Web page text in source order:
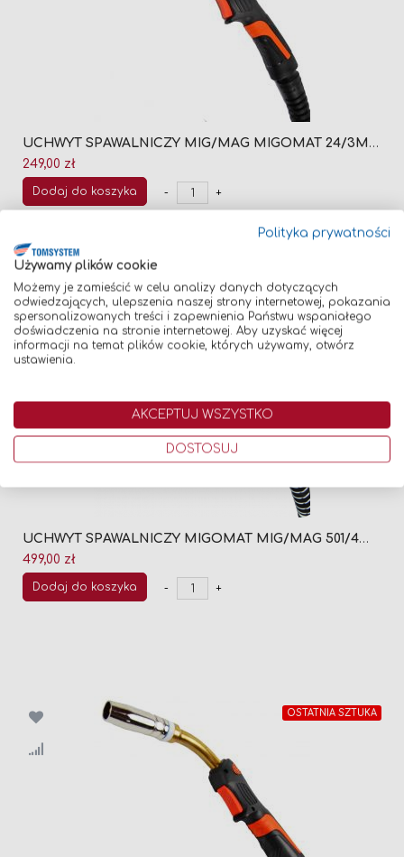
UCHWYT SPAWALNICZY MIG/MAG MIGOMAT 24/3M (CHŁODZONY GAZEM)
249,00 zł
Dodaj do koszyka - +
OSTATNIA SZTUKA
UCHWYT SPAWALNICZY MIGOMAT MIG/MAG 501/4M (CHŁODZONY CIECZĄ)
499,00 zł
Dodaj do koszyka - +
OSTATNIA SZTUKA
Polityka prywatności
Używamy plików cookie
Możemy je zamieścić w celu analizy danych dotyczących
odwiedzających, ulepszenia naszej strony internetowej, pokazania
spersonalizowanych treści i zapewnienia Państwu wspaniałego
doświadczenia na stronie internetowej. Aby uzyskać więcej
informacji na temat plików cookie, których używamy, otwórz
ustawienia.
AKCEPTUJ WSZYSTKO
DOSTOSUJ